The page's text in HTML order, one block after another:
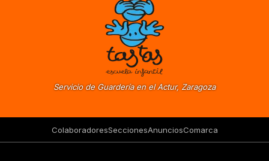
Servicio de Guardería en el Actur, Zaragoza
ColaboradoresSeccionesAnunciosComarca